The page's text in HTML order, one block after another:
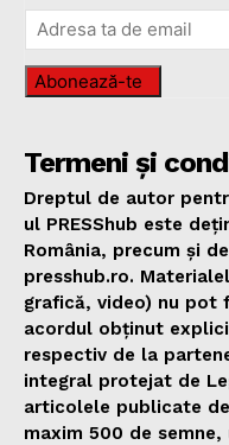
Abonează-te
Termeni și
Dreptul de autor
ul PRESShub este
România, precum și
presshub.ro.
grafică, video) nu pot
acordul obținut
respectiv de la
integral protejat de
articolele publicate
maxim 500 de